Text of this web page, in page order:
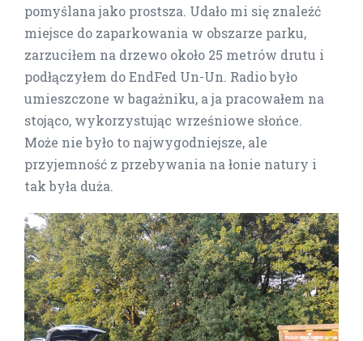
pomyślana jako prostsza. Udało mi się znaleźć
miejsce do zaparkowania w obszarze parku,
zarzuciłem na drzewo około 25 metrów drutu i
podłączyłem do EndFed Un-Un. Radio było
umieszczone w bagażniku, a ja pracowałem na
stojąco, wykorzystując wrześniowe słońce.
Może nie było to najwygodniejsze, ale
przyjemność z przebywania na łonie natury i
tak była duża.